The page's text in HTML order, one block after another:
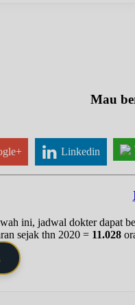
Mau
Linkedin
ini, jadwal dokter dapat
sejak thn 2020 = 11.028